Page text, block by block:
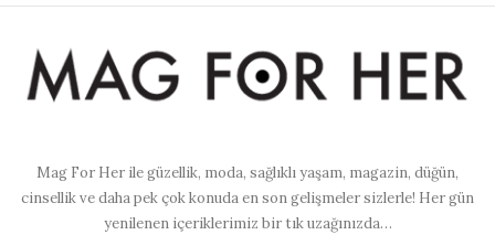
Mag For Her ile güzellik, moda, sağlıklı yaşam, magazin, düğün,
cinsellik ve daha pek çok konuda en son gelişmeler sizlerle! Her gün
yenilenen içeriklerimiz bir tık uzağınızda…